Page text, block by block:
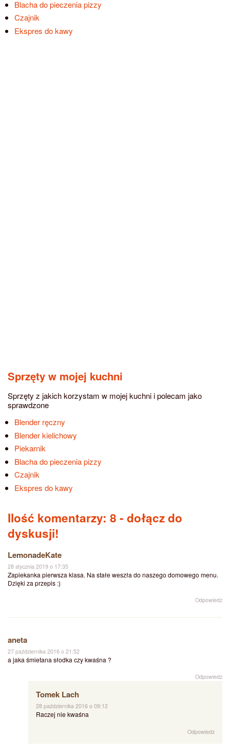
Blacha do pieczenia pizzy
Czajnik
Ekspres do kawy
Sprzęty w mojej kuchni
Sprzęty z jakich korzystam w mojej kuchni i polecam jako
sprawdzone
Blender ręczny
Blender kielichowy
Piekarnik
Blacha do pieczenia pizzy
Czajnik
Ekspres do kawy
Ilość komentarzy: 8 - dołącz do
dyskusji!
LemonadeKate
28 stycznia 2019 o 17:35
Zapiekanka pierwsza klasa. Na stałe weszła do naszego domowego menu.
Dzięki za przepis :)
Odpowiedz
aneta
27 października 2016 o 21:52
a jaka śmietana słodka czy kwaśna ?
Odpowiedz
Tomek Lach
28 października 2016 o 09:12
Raczej nie kwaśna
Odpowiedz